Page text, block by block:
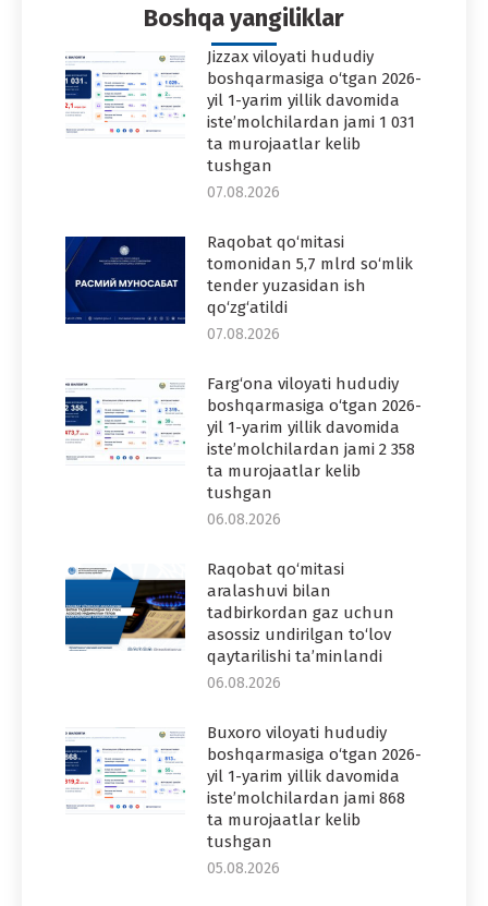
Boshqa yangiliklar
Jizzax viloyati hududiy
boshqarmasiga o‘tgan 2026-
yil 1-yarim yillik davomida
iste’molchilardan jami 1 031
ta murojaatlar kelib
tushgan
07.08.2026
Raqobat qo‘mitasi
tomonidan 5,7 mlrd so‘mlik
tender yuzasidan ish
qo‘zg‘atildi
07.08.2026
Farg‘ona viloyati hududiy
boshqarmasiga o‘tgan 2026-
yil 1-yarim yillik davomida
iste’molchilardan jami 2 358
ta murojaatlar kelib
tushgan
06.08.2026
Raqobat qo‘mitasi
aralashuvi bilan
tadbirkordan gaz uchun
asossiz undirilgan to‘lov
qaytarilishi ta’minlandi
06.08.2026
Buxoro viloyati hududiy
boshqarmasiga o‘tgan 2026-
yil 1-yarim yillik davomida
iste’molchilardan jami 868
ta murojaatlar kelib
tushgan
05.08.2026